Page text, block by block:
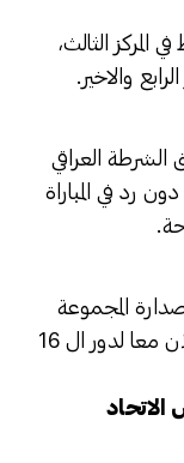
رفع الترجي رصيده الى 6 نقاط في المركز الثالث،
العراقي
رد في المباراة
رصيده الى 9 نقاط في صدارة المجموعة
وبفارق الاهداف عن الفريق الاردني ويتأهلان معا لدور ال 16